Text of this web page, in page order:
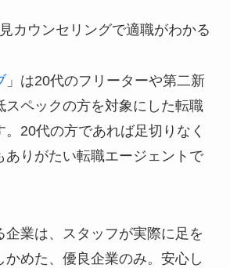
カウンセリングで適職がわかる
」は20代のフリーターや第二新
スペックの方を対象にした転職
20代の方であれば足切りなく
ありがたい転職エージェントで
企業は、スタッフが実際に足を
かめた、優良企業のみ。安心し